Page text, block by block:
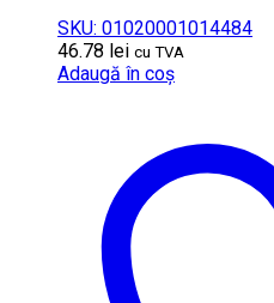
SKU: 01020001014484
46.78 lei cu TVA
Adaugă în coș